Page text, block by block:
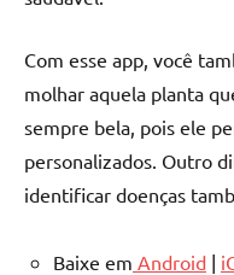
Com esse app, você
molhar aquela planta
sempre bela, pois ele
personalizados. Outro
identificar doenças
Baixe em Android |